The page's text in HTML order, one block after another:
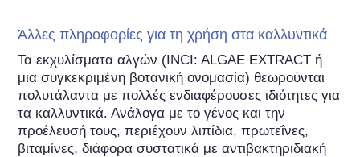
Άλλες πληροφορίες για τη χρήση στα καλλυντικά
Τα εκχυλίσματα αλγών (INCI: ALGAE EXTRACT ή
μια συγκεκριμένη βοτανική ονομασία) θεωρούνται
πολυτάλαντα με πολλές ενδιαφέρουσες ιδιότητες για
τα καλλυντικά. Ανάλογα με το γένος και την
προέλευσή τους, περιέχουν λιπίδια, πρωτεΐνες,
βιταμίνες, διάφορα συστατικά με αντιβακτηριδιακή